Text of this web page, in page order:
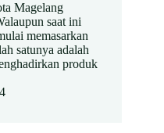
Magelang
saat ini
memasarkan
satunya adalah
produk